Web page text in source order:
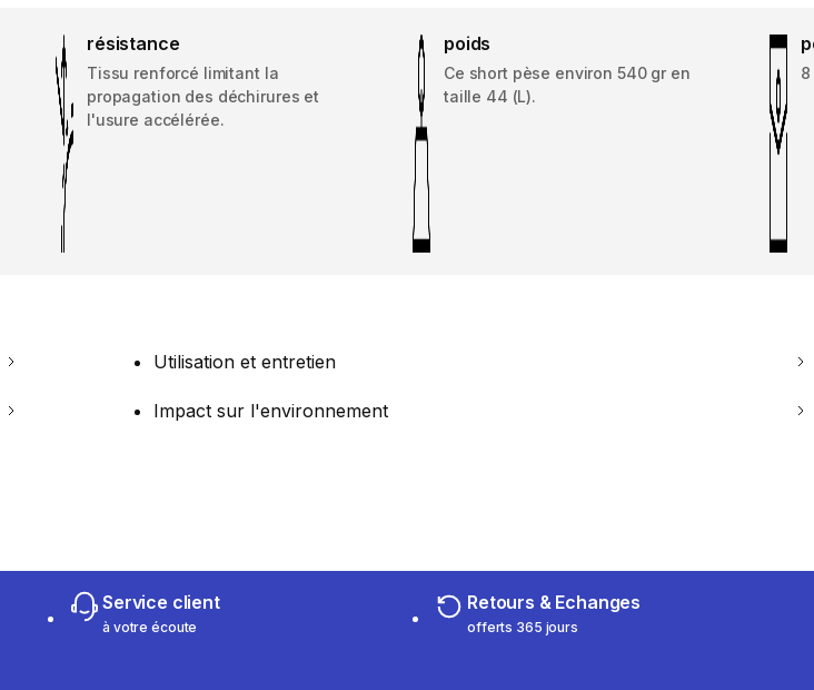
résistance
Tissu renforcé limitant la
propagation des déchirures et
l'usure accélérée.
poids
Ce short pèse environ 540 gr en
taille 44 (L).
Utilisation et entretien
Impact sur l'environnement
Service client
à votre écoute
Retours & Echanges
offerts 365 jours